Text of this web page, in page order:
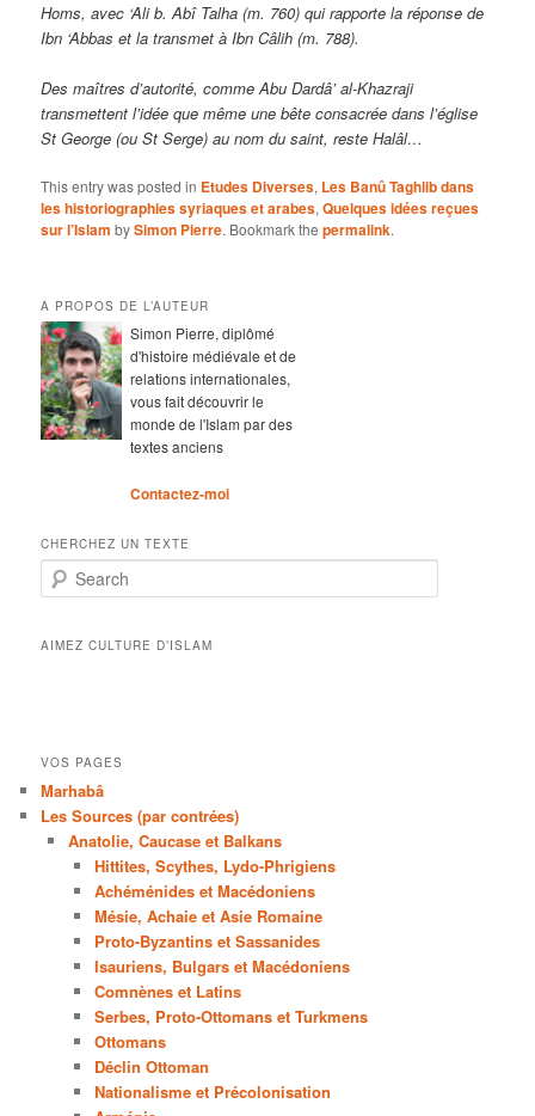
Homs, avec ‘Ali b. Abî Talha (m. 760) qui rapporte la réponse de
Ibn ‘Abbas et la transmet à Ibn Câlih (m. 788).
Des maîtres d’autorité, comme Abu Dardâ’ al-Khazraji
transmettent l’idée que même une bête consacrée dans l’église
St George (ou St Serge) au nom du saint, reste Halâl…
This entry was posted in Etudes Diverses, Les Banû Taghlib dans
les historiographies syriaques et arabes,Quelques idées reçues
sur l’Islam bySimon Pierre. Bookmark thepermalink.
A PROPOS DE L’AUTEUR
Simon Pierre, diplômé
d'histoire médiévale et de
relations internationales,
vous fait découvrir le
monde de l'Islam par des
textes anciens
Contactez-moi
CHERCHEZ UN TEXTE
Search
AIMEZ CULTURE D’ISLAM
VOS PAGES
Marhabâ
Les Sources (par contrées)
Anatolie, Caucase et Balkans
Hittites, Scythes, Lydo-Phrigiens
Achéménides et Macédoniens
Mésie, Achaie et Asie Romaine
Proto-Byzantins et Sassanides
Isauriens, Bulgars et Macédoniens
Comnènes et Latins
Serbes, Proto-Ottomans et Turkmens
Ottomans
Déclin Ottoman
Nationalisme et Précolonisation